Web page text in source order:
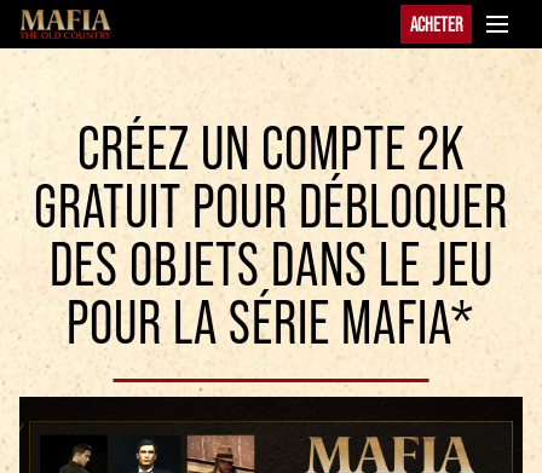
ACHETER
CRÉEZ UN COMPTE 2K
GRATUIT POUR DÉBLOQUER
DES OBJETS DANS LE JEU
POUR LA SÉRIE MAFIA*